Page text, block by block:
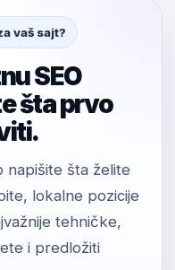
vaš sajt?
SEO
šta prvo
napišite šta želite
lokalne pozicije
tehničke,
i predložiti